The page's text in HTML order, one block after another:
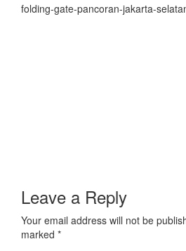
folding-gate-pancoran-jakarta-
Leave a Reply
Your email address will not be
marked *